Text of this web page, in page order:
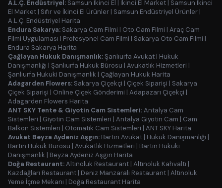
A.L.Ç. Endüstriyel: Samsun İkinci El | İkinci El Market | Samsun İkinci
El Market | Sıfır ve İkinci El Ürünler | Samsun Endüstriyel Ürünler |
A.L.Ç. Endüstriyel Harita
Endura Sakarya: Sakarya Cam Filmi | Oto Cam Filmi | Araç Cam
Filmi Uygulaması | Profesyonel Cam Filmi | Sakarya Oto Cam Filmi |
Endura Sakarya Harita
Çağlayan Hukuk Danışmanlık:Şanlıurfa Avukat | Hukuk
Danışmanlığı | Şanlıurfa Hukuk Bürosu | Avukatlık Hizmetleri |
Şanlıurfa Hukuki Danışmanlık | Çağlayan Hukuk Harita
Adagarden Flowers: Sakarya Çiçekçi | Çiçek Siparişi | Sakarya
Çiçek Siparişi | Online Çiçek Gönderimi | Adapazarı Çiçekçi |
Adagarden Flowers Harita
ANT SKY Tente & Giyotin Cam Sistemleri:Antalya Cam
Sistemleri | Giyotin Cam Sistemleri | Antalya Giyotin Cam | Cam
Balkon Sistemleri | Otomatik Cam Sistemleri | ANT SKY Harita
Avukat Beyza Aydeniz Aşgın: Bartın Avukat | Hukuk Danışmanlığı |
Bartın Hukuk Bürosu | Avukatlık Hizmetleri | Bartın Hukuki
Danışmanlık | Beyza Aydeniz Aşgın Harita
Doğa Restaurant:Altınoluk Restaurant | Altınoluk Kahvaltı |
Kazdağları Restaurant | Deniz Manzaralı Restaurant | Altınoluk
Yeme İçme Mekanı | Doğa Restaurant Harita